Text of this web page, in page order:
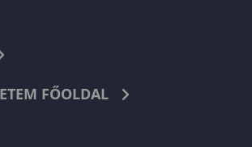
FŐOLDAL